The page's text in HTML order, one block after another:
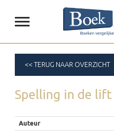
<< TERUG NAAR OVERZICHT
Spelling in de lift
Auteur